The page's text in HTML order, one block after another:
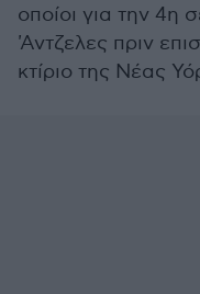
οποίοι για την 4η
'Αντζελες πριν
κτίριο της Νέας